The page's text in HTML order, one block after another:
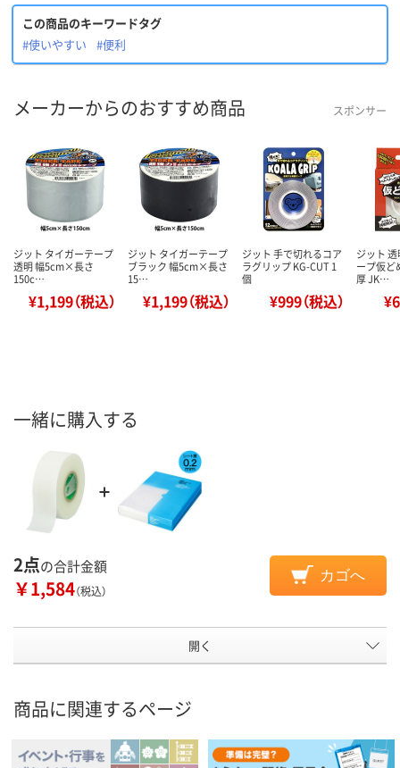
この商品のキーワードタグ
#使いやすい
#便利
メーカーからのおすすめ商品 スポンサー
ジット タイガーテープ
透明 幅5cm×長さ
150c…
¥1,199（税込）
ジット タイガーテープ
ブラック 幅5cm×長さ
15…
¥1,199（税込）
ジット 手で切れるコア
ラグリップ KG-CUT 1
個
¥999（税込）
ジット
ープ仮ど
厚 JK…
一緒に購入する
2点の合計金額
￥1,584（税込）
カゴへ
開く
商品に関連するページ